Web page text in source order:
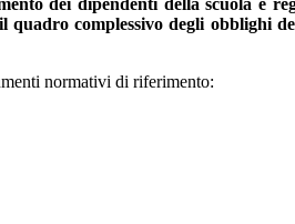
dei dipendenti della scuola è
quadro complessivo degli obblighi
normativi di riferimento: